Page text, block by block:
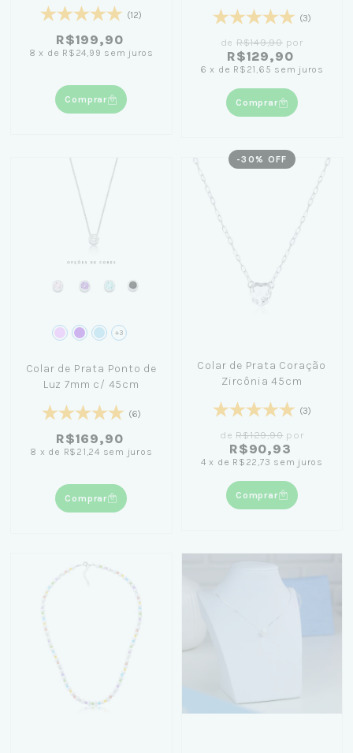
(12)
R$199,90
8 x de R$24,99 sem juros
Comprar
(3)
de R$149,90por
R$129,90
6 x de R$21,65 sem juros
Comprar
+3
Colar de Prata Ponto de
Luz 7mm c/ 45cm
(6)
R$169,90
8 x de R$21,24 sem juros
Comprar
-30 % OFF
Colar de Prata Coração
Zircônia 45cm
(3)
deR$129,90 por
R$90,93
4 x de R$22,73 sem juros
Comprar